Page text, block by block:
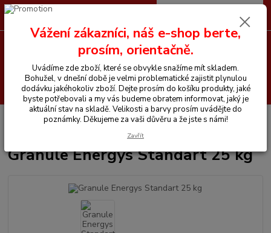
Hledat
+420 605 255 500 0 Kč
Vitamíny a krmiva pro koně Energys
Granule Energys Standart
Granule Energys Standart 25 kg
Vážení zákazníci, náš e-shop berte,
prosím, orientačně.
Uvádíme zde zboží, které se obvykle snažíme mít skladem.
Bohužel, v dnešní době je velmi problematické zajistit plynulou
dodávku jakéhokoliv zboží. Dejte prosím do košíku produkty, jaké
byste potřebovali a my vás budeme obratem informovat, jaký je
aktuální stav na skladě. Velikosti a barvy prosím uvádějte do
poznámky. Děkujeme za vaši důvěru a že jste s námi!
Zavřít